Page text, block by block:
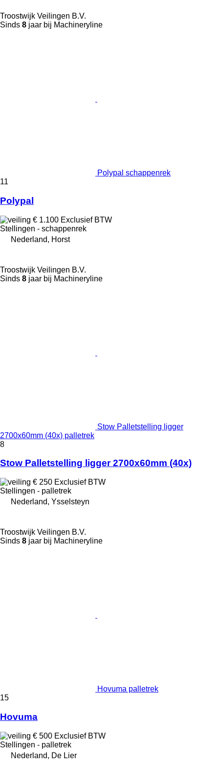
Troostwijk Veilingen B.V.
Sinds 8 jaar bij Machineryline
Polypal schappenrek
11
Polypal
€ 1.100 Exclusief BTW
Stellingen - schappenrek
Nederland, Horst
Troostwijk Veilingen B.V.
Sinds 8 jaar bij Machineryline
Stow Palletstelling ligger
2700x60mm (40x) palletrek
8
Stow Palletstelling ligger 2700x60mm (40x)
€ 250 Exclusief BTW
Stellingen - palletrek
Nederland, Ysselsteyn
Troostwijk Veilingen B.V.
Sinds 8 jaar bij Machineryline
Hovuma palletrek
15
Hovuma
€ 500 Exclusief BTW
Stellingen - palletrek
Nederland, De Lier